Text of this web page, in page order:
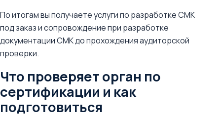
По итогам вы получаете услуги по разработке СМК
под заказ и сопровождение при разработке
документации СМК до прохождения аудиторской
проверки.
Что проверяет орган по
сертификации и как
подготовиться